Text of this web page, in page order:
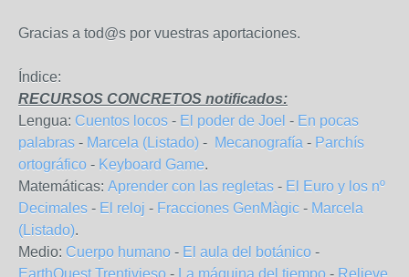
Gracias a tod@s por vuestras aportaciones.
Índice:
RECURSOS CONCRETOS notificados:
Lengua: Cuentos locos - El poder de Joel - En pocas
palabras - Marcela (Listado) - Mecanografía - Parchís
ortográfico - Keyboard Game.
Matemáticas: Aprender con las regletas - El Euro y los nº
Decimales - El reloj - Fracciones GenMàgic - Marcela
(Listado).
Medio: Cuerpo humano - El aula del botánico -
EarthQuest Trentivieso - La máquina del tiempo - Relieve